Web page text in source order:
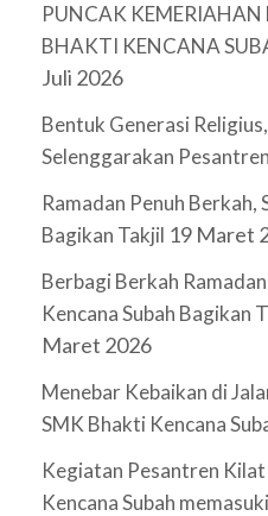
PUNCAK KEMERIAHAN
BHAKTI KENCANA
Juli 2026
Bentuk Generasi
Selenggarakan
Ramadan Penuh Berkah,
Bagikan Takjil 19 Maret
Berbagi Berkah
Kencana Subah Bagikan
Maret 2026
Menebar Kebaikan di
SMK Bhakti Kencana
Kegiatan Pesantren
Kencana Subah